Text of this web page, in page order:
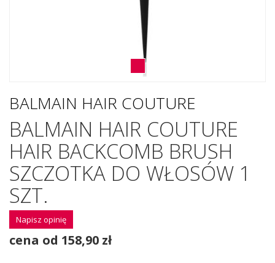
BALMAIN HAIR COUTURE
BALMAIN HAIR COUTURE
HAIR BACKCOMB BRUSH
SZCZOTKA DO WŁOSÓW 1
SZT.
Napisz opinię
cena od 158,90 zł